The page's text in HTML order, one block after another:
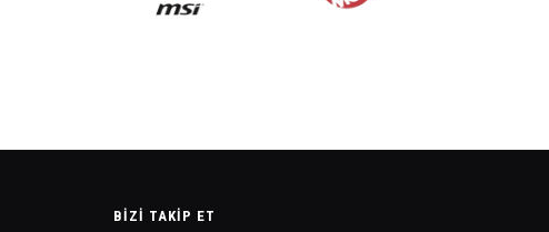
BIZI TAKIP ET